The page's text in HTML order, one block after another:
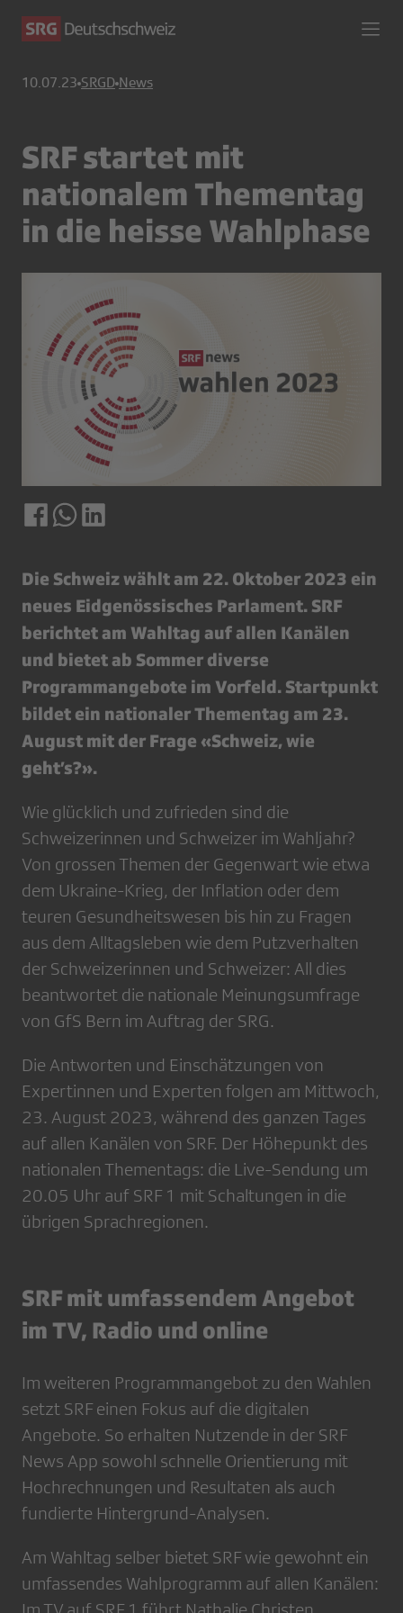
10.07.23 SRGD News
SRF startet mit
nationalem Thementag
in die heisse Wahlphase
Die Schweiz wählt am 22. Oktober 2023 ein
neues Eidgenössisches Parlament. SRF
berichtet am Wahltag auf allen Kanälen
und bietet ab Sommer diverse
Programmangebote im Vorfeld. Startpunkt
bildet ein nationaler Thementag am 23.
August mit der Frage «Schweiz, wie
geht’s?».
Wie glücklich und zufrieden sind die
Schweizerinnen und Schweizer im Wahljahr?
Von grossen Themen der Gegenwart wie etwa
dem Ukraine-Krieg, der Inflation oder dem
teuren Gesundheitswesen bis hin zu Fragen
aus dem Alltagsleben wie dem Putzverhalten
der Schweizerinnen und Schweizer: All dies
beantwortet die nationale Meinungsumfrage
von GfS Bern im Auftrag der SRG.
Die Antworten und Einschätzungen von
Expertinnen und Experten folgen am Mittwoch,
23. August 2023, während des ganzen Tages
auf allen Kanälen von SRF. Der Höhepunkt des
nationalen Thementags: die Live-Sendung um
20.05 Uhr auf SRF 1 mit Schaltungen in die
übrigen Sprachregionen.
SRF mit umfassendem Angebot
im TV, Radio und online
Im weiteren Programmangebot zu den Wahlen
setzt SRF einen Fokus auf die digitalen
Angebote. So erhalten Nutzende in der SRF
News App sowohl schnelle Orientierung mit
Hochrechnungen und Resultaten als auch
fundierte Hintergrund-Analysen.
Am Wahltag selber bietet SRF wie gewohnt ein
umfassendes Wahlprogramm auf allen Kanälen: